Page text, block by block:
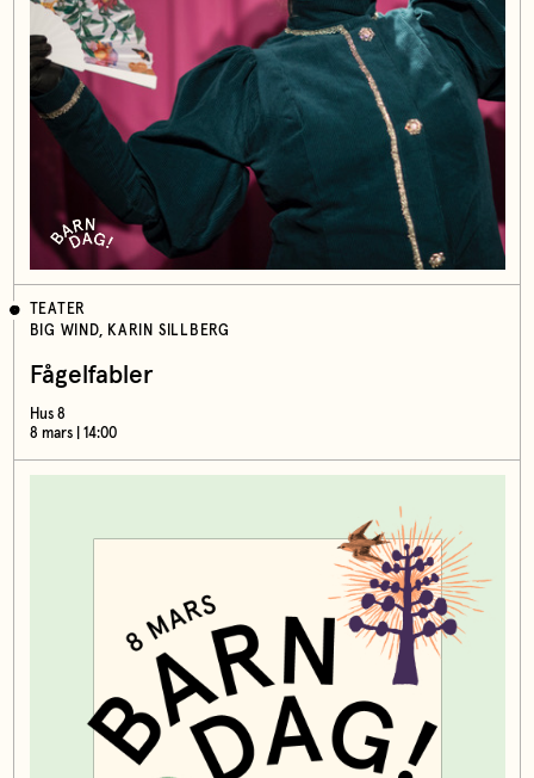
TEATER
BIG WIND, KARIN SILLBERG
Fågelfabler
Hus 8
8 mars | 14:00